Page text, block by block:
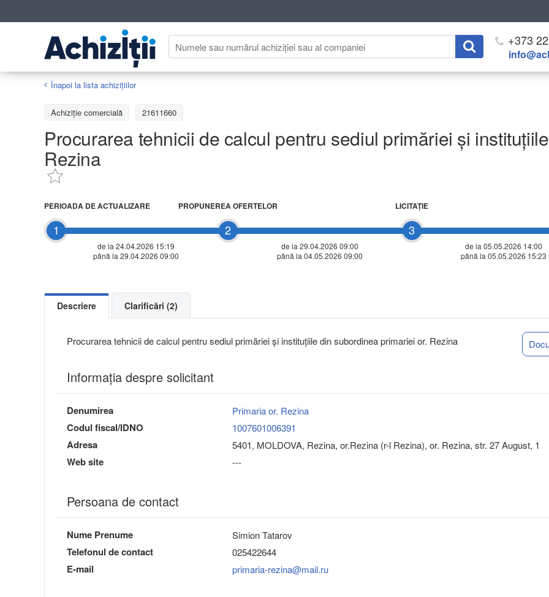
+373
Înapoi la lista achiziţiilor
Achizițiе comercială 21611660
Procurarea tehnicii de calcul pentru sediul primăriei și
Rezina
1
PERIOADA DE ACTUALIZARE
de la 24.04.2026 15:19
până la 29.04.2026 09:00
2
PROPUNEREA OFERTELOR
de la 29.04.2026 09:00
până la 04.05.2026 09:00
3
LICITAŢIE
de la 05.05.2026 14:00
până la 05.05.2026 15:23
Descriere Clarificări (2)
Procurarea tehnicii de calcul pentru sediul primăriei și instituțiile din subordinea primariei or. Rezina
Informaţia despre solicitant
Denumirea Primaria or. Rezina
Codul fiscal/IDNO 1007601006391
Adresa 5401, MOLDOVA, Rezina, or.Rezina (r-l Rezina), or. Rezina, str. 27 August, 1
Web site ---
Persoana de contact
Nume Prenume Simion Tatarov
Telefonul de contact 025422644
E-mail primaria-rezina@mail.ru